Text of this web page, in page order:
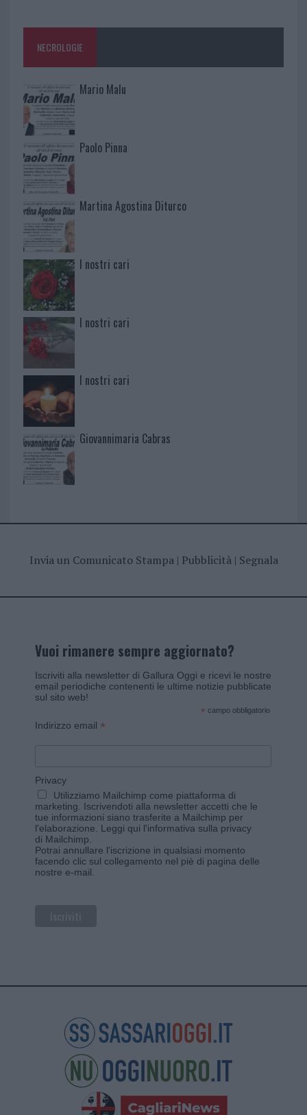
NECROLOGIE
Mario Malu
Paolo Pinna
Martina Agostina Diturco
I nostri cari
I nostri cari
I nostri cari
Giovannimaria Cabras
Invia un Comunicato Stampa| Pubblicità| Segnala
Vuoi rimanere sempre aggiornato?
Iscriviti alla newsletter di Gallura Oggi e ricevi le nostre
email periodiche contenenti le ultime notizie pubblicate
sul sito web!
* campo obbligatorio
Indirizzo email *
Privacy
Utilizziamo Mailchimp come piattaforma di
marketing. Iscrivendoti alla newsletter accetti che le
tue informazioni siano trasferite a Mailchimp per
l'elaborazione. Leggi qui l'informativa sulla privacy
di Mailchimp
Potrai annullare l'iscrizione in qualsiasi momento
facendo clic sul collegamento nel piè di pagina delle
nostre e-mail.